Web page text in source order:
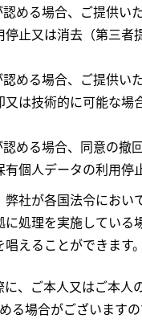
める場合、ご提供い
停止又は消去（第三者
める場合、ご提供い
又は技術的に可能な場
める場合、同意の撤
有個人データの利用停
弊社が各国法令におい
に処理を実施している
えることができます。
に、ご本人又はご本人
る場合がございます